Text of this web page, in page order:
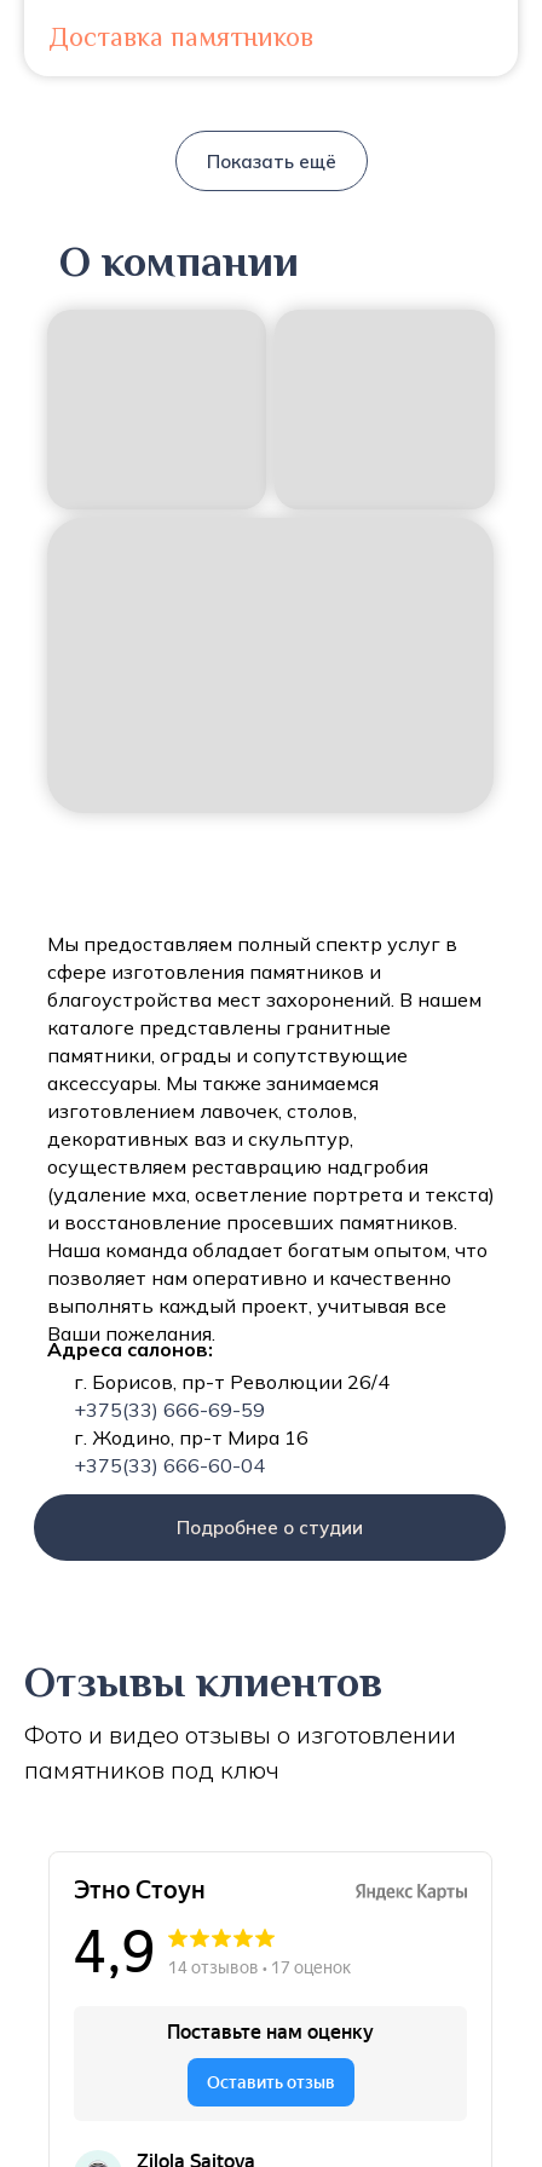
Доставка памятников
Показать ещё
Мы предоставляем полный спектр услуг в
сфере изготовления памятников и
благоустройства мест захоронений. В нашем
каталоге представлены гранитные
памятники, ограды и сопутствующие
аксессуары. Мы также занимаемся
изготовлением лавочек, столов,
декоративных ваз и скульптур,
осуществляем реставрацию надгробия
(удаление мха, осветление портрета и текста)
и восстановление просевших памятников.
Наша команда обладает богатым опытом, что
позволяет нам оперативно и качественно
выполнять каждый проект, учитывая все
Ваши пожелания.
Адреса салонов:
г. Борисов, пр-т Революции 26/4
+375(33) 666-69-59
г. Жодино, пр-т Мира 16
+375(33) 666-60-04
Подробнее о студии
О компании
Отзывы клиентов
Фото и видео отзывы о изготовлении
памятников под ключ